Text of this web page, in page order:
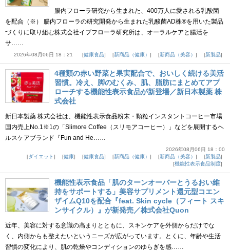
腸内フローラ研究から生まれた、400万人に愛される乳酸菌
を配合（※） 腸内フローラの研究開発から生まれた乳酸菌AD株®を用いた製品
づくりに取り組む株式会社イブフローラ研究所は、オーラルケアと腸活を
サ……
2026年08月06日 18：21 健康食品 新商品（健康） 新商品（美容） 新製品
4種類の赤い野菜と果実配合で、おいしく続ける美活
習慣。冷え、脚のむくみ、肌、脂肪にまとめてアプ
ローチする機能性表示食品が新登場／新日本製薬 株
式会社
新日本製薬 株式会社は、機能性表示食品粉末・顆粒インスタントコーヒー市場
国内売上No.1※1の「Slimore Coffee（スリモアコーヒー）」などを展開するヘ
ルスケアブランド『Fun and He……
2026年08月06日 18：00
ダイエット
健康 健康食品 新商品（健康） 新商品（美容）
新製品
機能性表示食品制度
機能性表示食品「肌のターンオーバーとうるおい維
持をサポートする」美容サプリメント還元型コエン
ザイムQ10を配合『feat. Skin cycle（フィート スキ
ンサイクル）』が新発売／株式会社Quon
近年、美容に対する意識の高まりとともに、スキンケアを外側からだけでな
く、内側からも整えたいというニーズが広がっています。とくに、年齢や生活
習慣の変化により、肌の乾燥やコンディションのゆらぎを感……